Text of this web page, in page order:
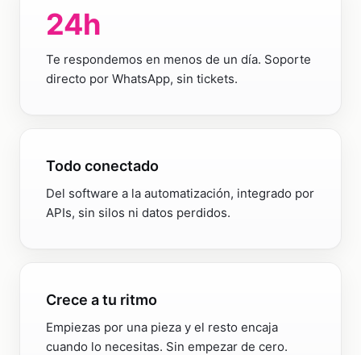
24h
Te respondemos en menos de un día. Soporte
directo por WhatsApp, sin tickets.
Todo conectado
Del software a la automatización, integrado por
APIs, sin silos ni datos perdidos.
Crece a tu ritmo
Empiezas por una pieza y el resto encaja
cuando lo necesitas. Sin empezar de cero.